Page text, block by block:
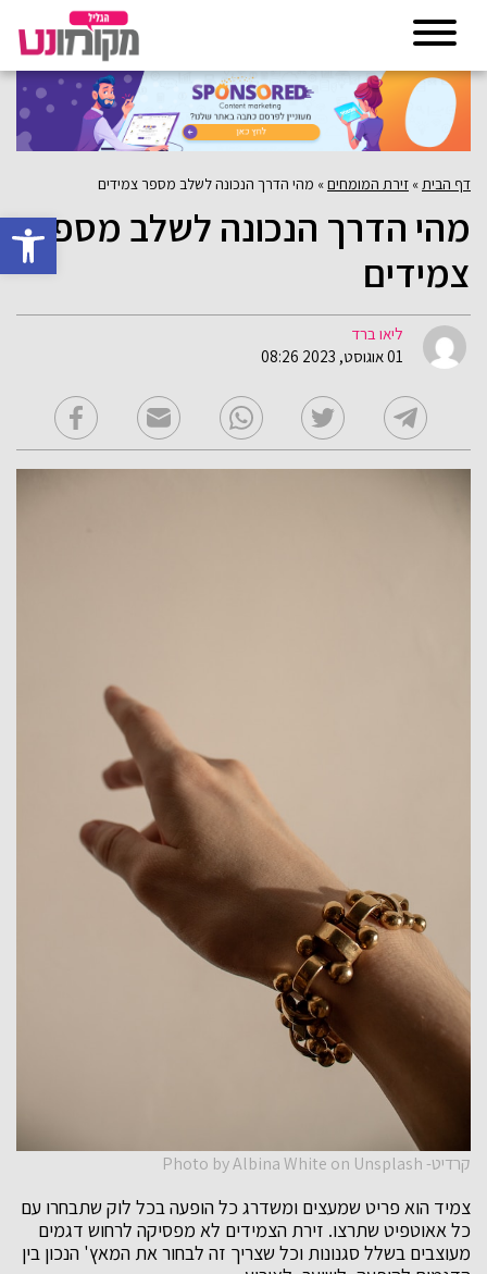
פתח
דף הבית » זירת המומחים» מהי הדרך הנכונה לשלב מספר צמידים
מהי הדרך הנכונה לשלב מספר
צמידים
ליאו ברד
01 אוגוסט, 2023 08:26
קרדיט- Photo by Albina White on Unsplash
צמיד הוא פריט שמעצים ומשדרג כל הופעה בכל לוק שתבחרו עם
כל אאוטפיט שתרצו. זירת הצמידים לא מפסיקה לרחוש דגמים
מעוצבים בשלל סגנונות וכל שצריך זה לבחור את המאץ' הנכון בין